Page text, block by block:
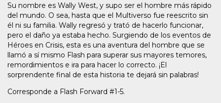
Su nombre es Wally West, y supo ser el hombre más rápido
del mundo. O sea, hasta que el Multiverso fue reescrito sin
él ni su familia. Wally regresó y trató de hacerlo funcionar,
pero el daño ya estaba hecho. Surgiendo de los eventos de
Héroes en Crisis, esta es una aventura del hombre que se
llamó a sí mismo Flash para superar sus mayores temores,
remordimientos e ira para hacer lo correcto. ¡El
sorprendente final de esta historia te dejará sin palabras!
Corresponde a Flash Forward #1-5.